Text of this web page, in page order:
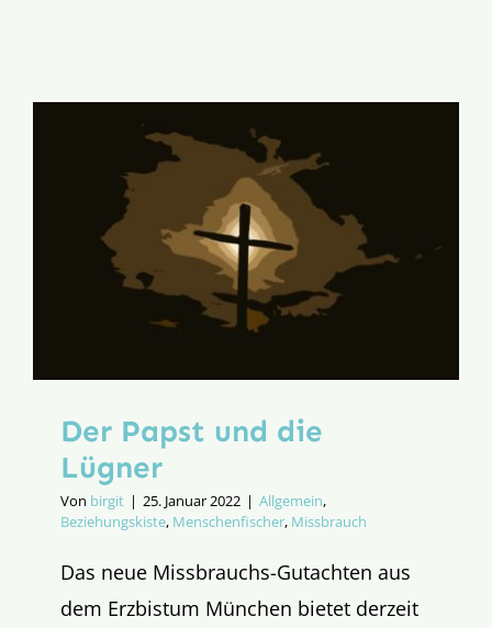
Der Papst und die
Lügner
Von birgit | 25. Januar 2022 | Allgemein,
Beziehungskiste, Menschenfischer, Missbrauch
Das neue Missbrauchs-Gutachten aus
dem Erzbistum München bietet derzeit